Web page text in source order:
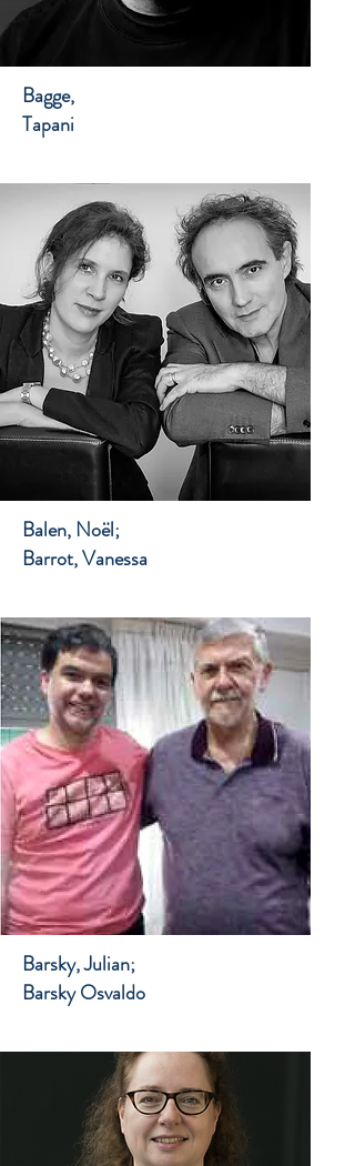
Bagge,
Tapani
Balen, Noël;
Barrot, Vanessa
Barsky, Julian;
Barsky Osvaldo